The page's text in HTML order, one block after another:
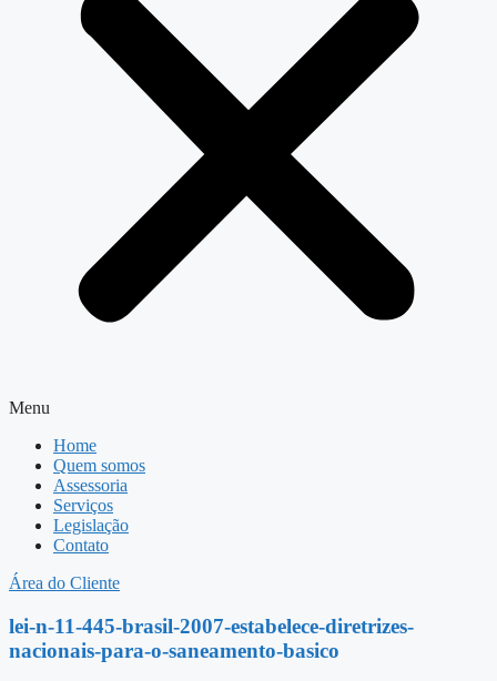
Menu
Home
Quem somos
Assessoria
Serviços
Legislação
Contato
Área do Cliente
lei-n-11-445-brasil-2007-estabelece-diretrizes-
nacionais-para-o-saneamento-basico